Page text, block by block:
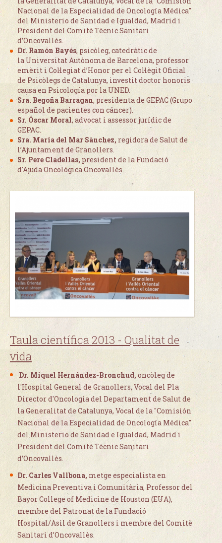
Nacional de la Especialidad de Oncología Médica"
del Ministerio de Sanidad e Igualdad, Madrid i
President del Comitè Tècnic Sanitari
d’Oncovallès.
Dr. Ramón Bayés, psicòleg, catedràtic de
la Universitat Autònoma de Barcelona, professor
emèrit i Col·legiat d’Honor per el Col·lègit Oficial
de Psicòlegs de Catalunya, investit doctor honoris
causa en Psicología por la UNED.
Sra. Begoña Barragan, presidenta de GEPAC (Grupo
español de pacientes con cáncer).
Sr. Óscar Moral, advocat i assessor jurídic de
GEPAC.
Sra. Maria del Mar Sànchez, regidora de Salut de
l’Ajuntament de Granollers.
Sr. Pere Cladellas, president de la Fundació
d'Ajuda Oncològica Oncovallès.
Taula científica 2013 - Qualitat de
vida
Dr. Miquel Hernández-Bronchud, oncòleg de
l'Hospital General de Granollers, Vocal del Pla
Director d'Oncologia del Departament de Salut de
la Generalitat de Catalunya, Vocal de la "Comisión
Nacional de la Especialidad de Oncología Médica"
del Ministerio de Sanidad e Igualdad, Madrid i
President del Comitè Tècnic Sanitari
d’Oncovallès.
Dr. Carles Vallbona, metge especialista en
Medicina Preventiva i Comunitària, Professor del
Bayor College of Medicine de Houston (EUA),
membre del Patronat de la Fundació
Hospital/Asil de Granollers i membre del Comitè
Sanitari d’Oncovallès.